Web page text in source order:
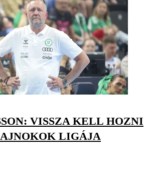
VISSZA KELL HOZNI
LIGÁJA